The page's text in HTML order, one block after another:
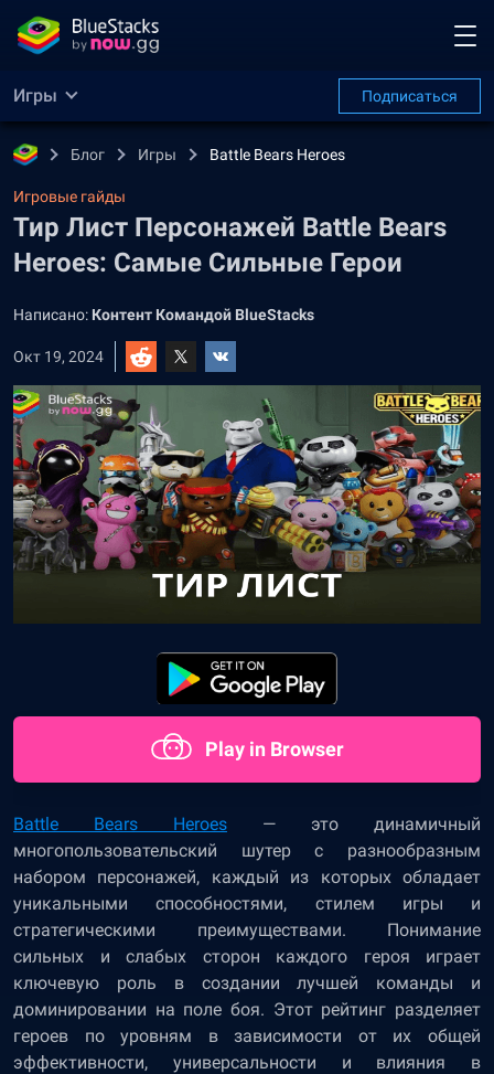
Игры Подписаться
Блог Игры Battle Bears Heroes
Игровые гайды
Тир Лист Персонажей Battle Bears
Heroes: Самые Сильные Герои
Написано: Контент Командой BlueStacks
Окт 19, 2024
Play in Browser
Battle Bears Heroes — это динамичный
многопользовательский шутер с разнообразным
набором персонажей, каждый из которых обладает
уникальными способностями, стилем игры и
стратегическими преимуществами. Понимание
сильных и слабых сторон каждого героя играет
ключевую роль в создании лучшей команды и
доминировании на поле боя. Этот рейтинг разделяет
героев по уровням в зависимости от их общей
эффективности, универсальности и влияния в